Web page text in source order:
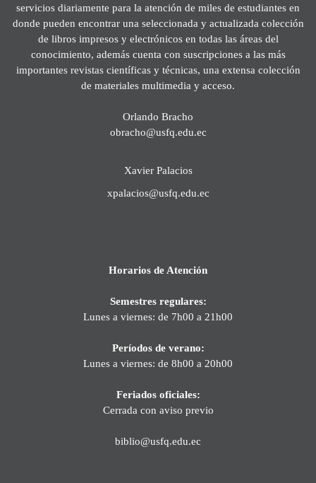
servicios diariamente para la atención de miles de estudiantes en
donde pueden encontrar una seleccionada y actualizada colección
de libros impresos y electrónicos en todas las áreas del
conocimiento, además cuenta con suscripciones a las más
importantes revistas científicas y técnicas, una extensa colección
de materiales multimedia y acceso.
Orlando Bracho
obracho@usfq.edu.ec
Xavier Palacios
xpalacios@usfq.edu.ec
Horarios de Atención
Semestres regulares:
Lunes a viernes: de 7h00 a 21h00
Períodos de verano:
Lunes a viernes: de 8h00 a 20h00
Feriados oficiales:
Cerrada con aviso previo
biblio@usfq.edu.ec